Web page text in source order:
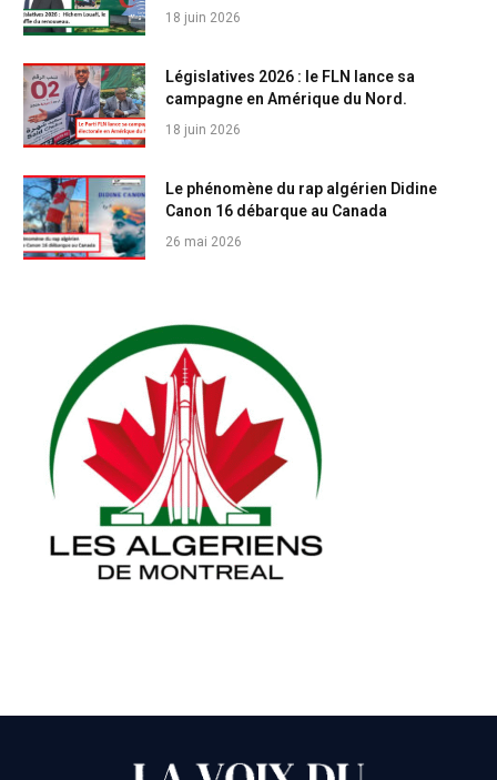
18 juin 2026
Législatives 2026 : le FLN lance sa
campagne en Amérique du Nord.
18 juin 2026
Le phénomène du rap algérien Didine
Canon 16 débarque au Canada
26 mai 2026